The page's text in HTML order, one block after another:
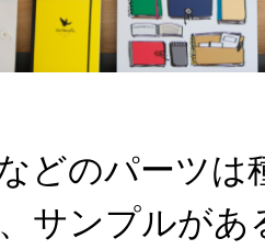
どのパーツは
サンプルがあ